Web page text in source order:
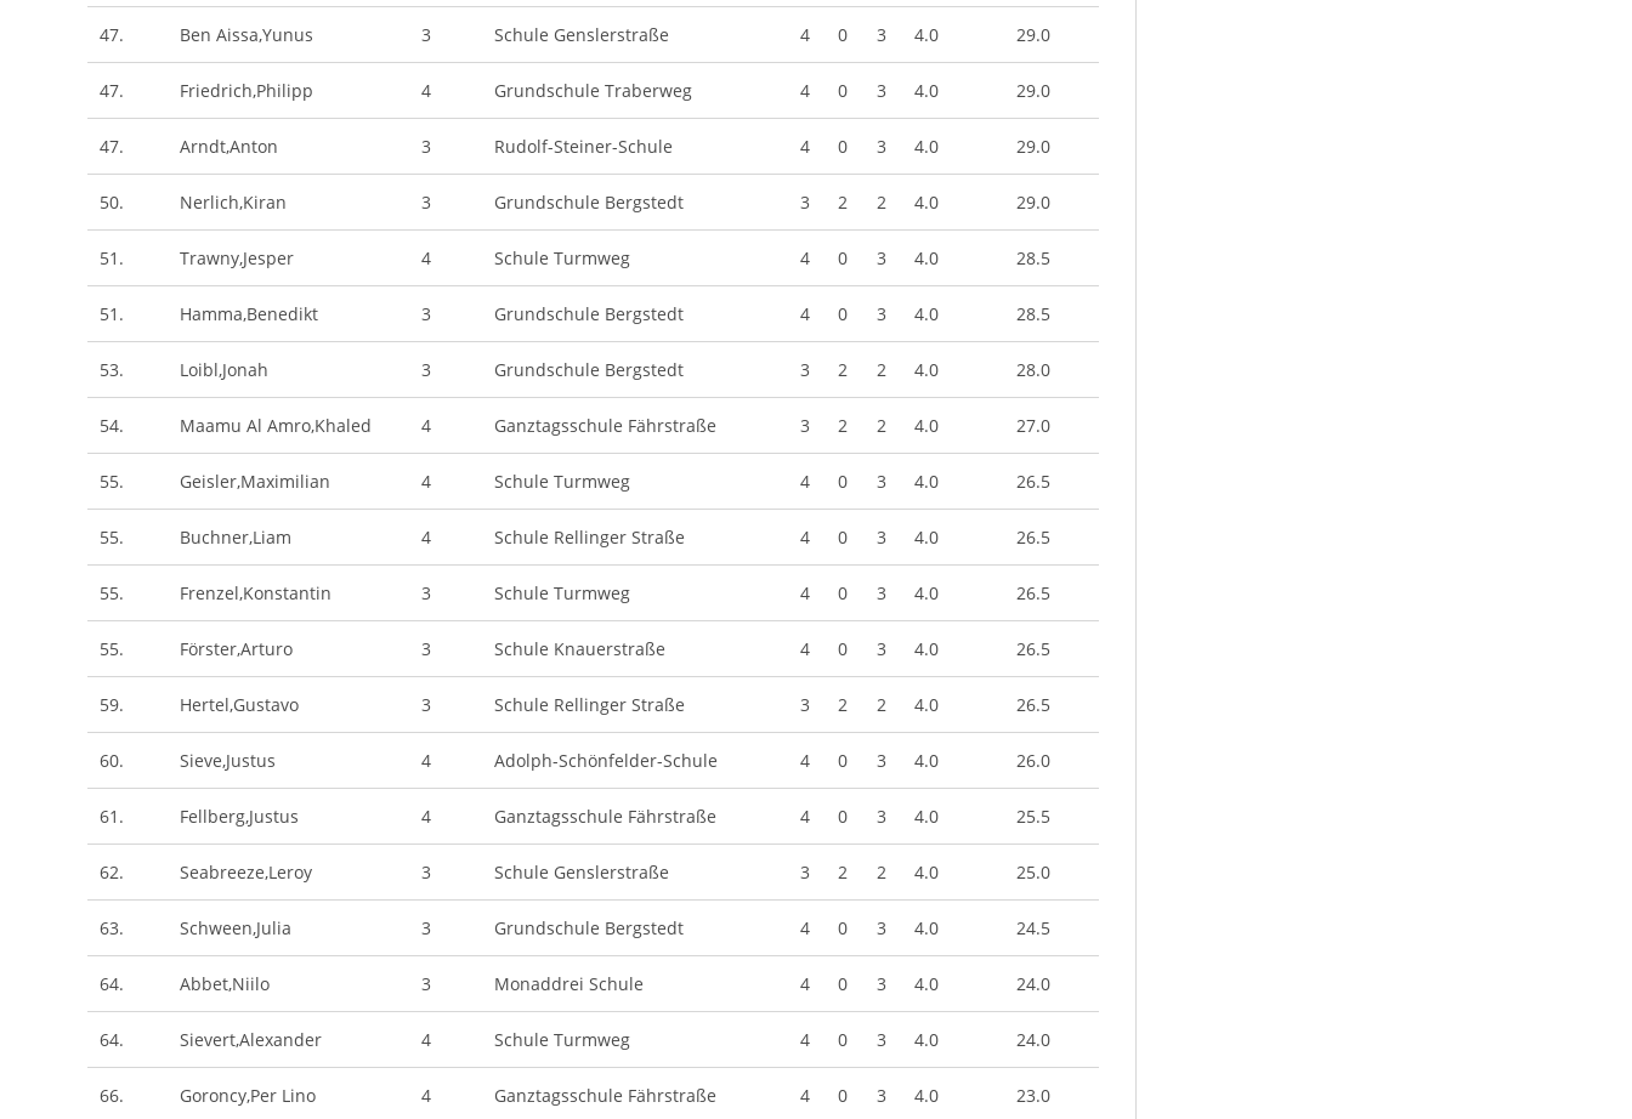
47. Ben Aissa,Yunus 3 Schule Genslerstraße 4 0 3 4.0 29.0
47. Friedrich,Philipp 4 Grundschule Traberweg 4 0 3 4.0 29.0
47. Arndt,Anton 3 Rudolf-Steiner-Schule 4 0 3 4.0 29.0
50. Nerlich,Kiran 3 Grundschule Bergstedt 3 2 2 4.0 29.0
51. Trawny,Jesper 4 Schule Turmweg 4 0 3 4.0 28.5
51. Hamma,Benedikt 3 Grundschule Bergstedt 4 0 3 4.0 28.5
53. Loibl,Jonah 3 Grundschule Bergstedt 3 2 2 4.0 28.0
54. Maamu Al Amro,Khaled 4 Ganztagsschule Fährstraße 3 2 2 4.0 27.0
55. Geisler,Maximilian 4 Schule Turmweg 4 0 3 4.0 26.5
55. Buchner,Liam 4 Schule Rellinger Straße 4 0 3 4.0 26.5
55. Frenzel,Konstantin 3 Schule Turmweg 4 0 3 4.0 26.5
55. Förster,Arturo 3 Schule Knauerstraße 4 0 3 4.0 26.5
59. Hertel,Gustavo 3 Schule Rellinger Straße 3 2 2 4.0 26.5
60. Sieve,Justus 4 Adolph-Schönfelder-Schule 4 0 3 4.0 26.0
61. Fellberg,Justus 4 Ganztagsschule Fährstraße 4 0 3 4.0 25.5
62. Seabreeze,Leroy 3 Schule Genslerstraße 3 2 2 4.0 25.0
63. Schween,Julia 3 Grundschule Bergstedt 4 0 3 4.0 24.5
64. Abbet,Niilo 3 Monaddrei Schule 4 0 3 4.0 24.0
64. Sievert,Alexander 4 Schule Turmweg 4 0 3 4.0 24.0
66. Goroncy,Per Lino 4 Ganztagsschule Fährstraße 4 0 3 4.0 23.0